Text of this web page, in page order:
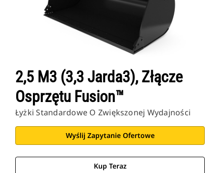
2,5 M3 (3,3 Jarda3), Złącze
Osprzętu Fusion™
Łyżki Standardowe O Zwiększonej Wydajności
Wyślij Zapytanie Ofertowe
Kup Teraz